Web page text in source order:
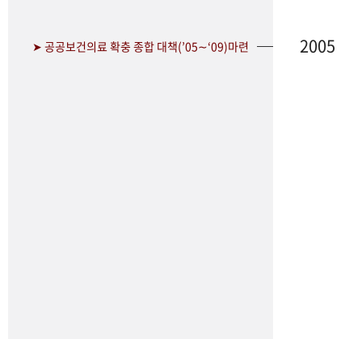
➤ 공공보건의료 확충 종합 대책(’05∼‘09)마련 2005